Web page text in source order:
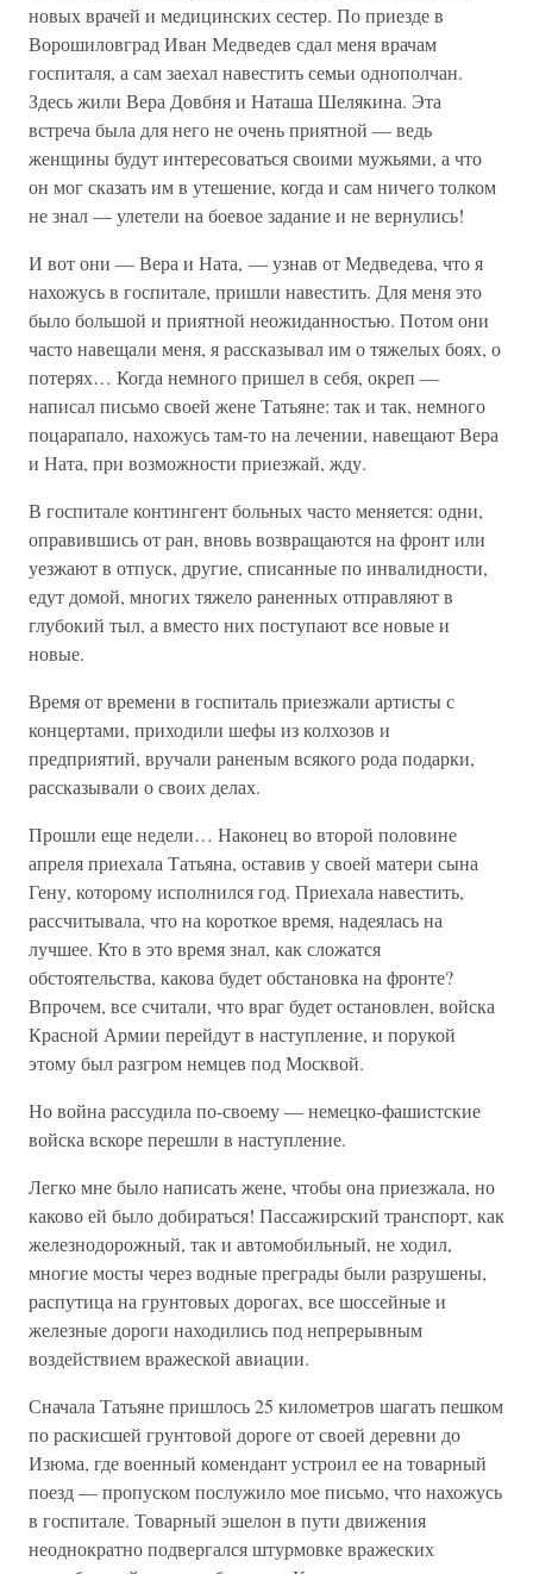
новых врачей и медицинских сестер. По приезде в
Ворошиловград Иван Медведев сдал меня врачам
госпиталя, а сам заехал навестить семьи однополчан.
Здесь жили Вера Довбня и Наташа Шелякина. Эта
встреча была для него не очень приятной — ведь
женщины будут интересоваться своими мужьями, а что
он мог сказать им в утешение, когда и сам ничего толком
не знал — улетели на боевое задание и не вернулись!
И вот они — Вера и Ната, — узнав от Медведева, что я
нахожусь в госпитале, пришли навестить. Для меня это
было большой и приятной неожиданностью. Потом они
часто навещали меня, я рассказывал им о тяжелых боях, о
потерях… Когда немного пришел в себя, окреп —
написал письмо своей жене Татьяне: так и так, немного
поцарапало, нахожусь там-то на лечении, навещают Вера
и Ната, при возможности приезжай, жду.
В госпитале контингент больных часто меняется: одни,
оправившись от ран, вновь возвращаются на фронт или
уезжают в отпуск, другие, списанные по инвалидности,
едут домой, многих тяжело раненных отправляют в
глубокий тыл, а вместо них поступают все новые и
новые.
Время от времени в госпиталь приезжали артисты с
концертами, приходили шефы из колхозов и
предприятий, вручали раненым всякого рода подарки,
рассказывали о своих делах.
Прошли еще недели… Наконец во второй половине
апреля приехала Татьяна, оставив у своей матери сына
Гену, которому исполнился год. Приехала навестить,
рассчитывала, что на короткое время, надеялась на
лучшее. Кто в это время знал, как сложатся
обстоятельства, какова будет обстановка на фронте?
Впрочем, все считали, что враг будет остановлен, войска
Красной Армии перейдут в наступление, и порукой
этому был разгром немцев под Москвой.
Но война рассудила по-своему — немецко-фашистские
войска вскоре перешли в наступление.
Легко мне было написать жене, чтобы она приезжала, но
каково ей было добираться! Пассажирский транспорт, как
железнодорожный, так и автомобильный, не ходил,
многие мосты через водные преграды были разрушены,
распутица на грунтовых дорогах, все шоссейные и
железные дороги находились под непрерывным
воздействием вражеской авиации.
Сначала Татьяне пришлось 25 километров шагать пешком
по раскисшей грунтовой дороге от своей деревни до
Изюма, где военный комендант устроил ее на товарный
поезд — пропуском послужило мое письмо, что нахожусь
в госпитале. Товарный эшелон в пути движения
неоднократно подвергался штурмовке вражеских